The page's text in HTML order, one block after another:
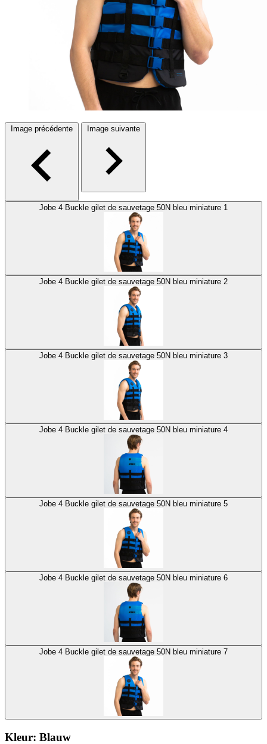
Image précédente Image suivante
Jobe 4 Buckle gilet de sauvetage 50N bleu miniature 1
Jobe 4 Buckle gilet de sauvetage 50N bleu miniature 2
Jobe 4 Buckle gilet de sauvetage 50N bleu miniature 3
Jobe 4 Buckle gilet de sauvetage 50N bleu miniature 4
Jobe 4 Buckle gilet de sauvetage 50N bleu miniature 5
Jobe 4 Buckle gilet de sauvetage 50N bleu miniature 6
Jobe 4 Buckle gilet de sauvetage 50N bleu miniature 7
Kleur: Blauw